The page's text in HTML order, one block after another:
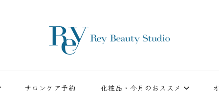
サロンケア予約 化粧品・今月のおススメ